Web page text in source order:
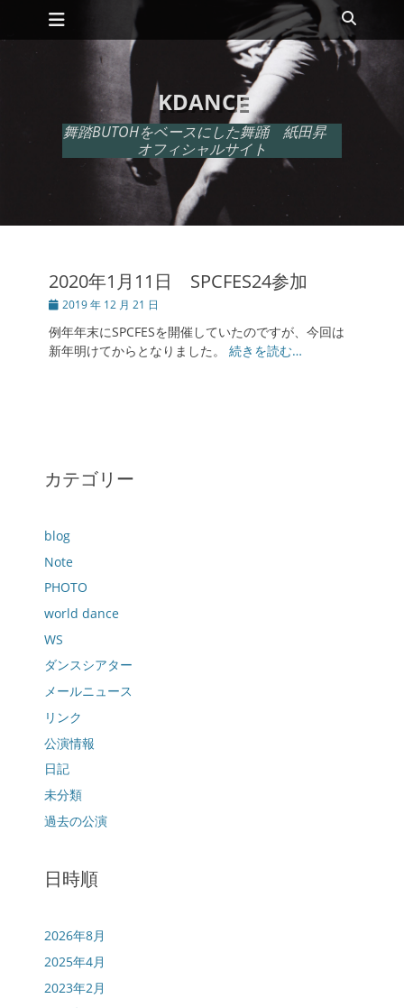
メインメニュー
索
KDANCE
舞踏BUTOHをベースにした舞踊 紙田昇
オフィシャルサイト
2020年1月11日 SPCFES24参加
投
日
2019 年 12 月 21 日
例年年末にSPCFESを開催していたのですが、今回は
新年明けてからとなりました。 続きを読む…
カテゴリー
blog
Note
PHOTO
world dance
WS
ダンスシアター
メールニュース
リンク
公演情報
日記
未分類
過去の公演
日時順
2026年8月
2025年4月
2023年2月